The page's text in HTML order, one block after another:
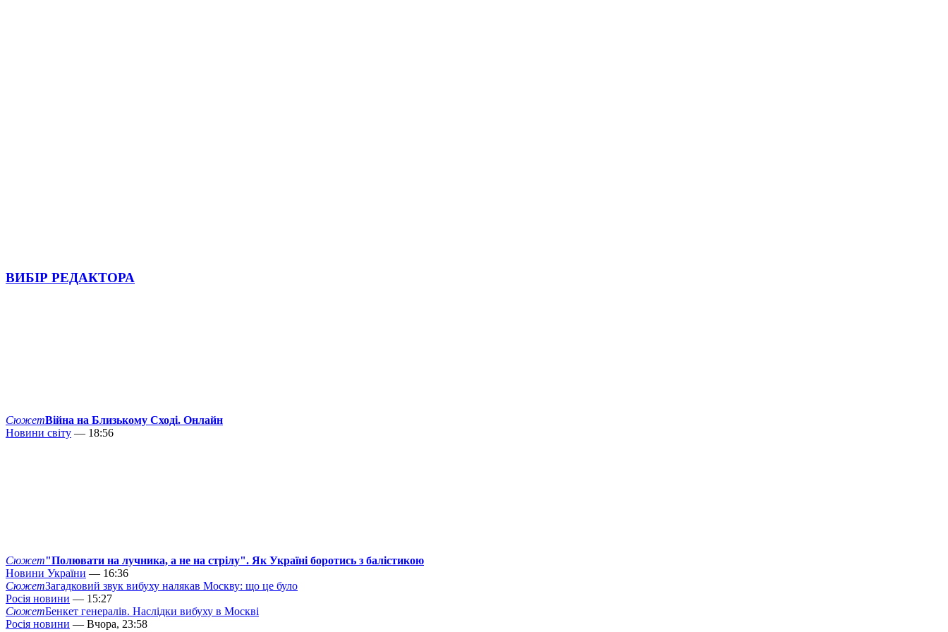
ВИБІР РЕДАКТОРА
СюжетВійна на Близькому Сході. Онлайн
Новини світу — 18:56
Сюжет"Полювати на лучника, а не на стрілу". Як Україні боротись з балістикою
Новини України — 16:36
СюжетЗагадковий звук вибуху налякав Москву: що це було
Росія новини — 15:27
СюжетБенкет генералів. Наслідки вибуху в Москві
Росія новини — Вчора, 23:58